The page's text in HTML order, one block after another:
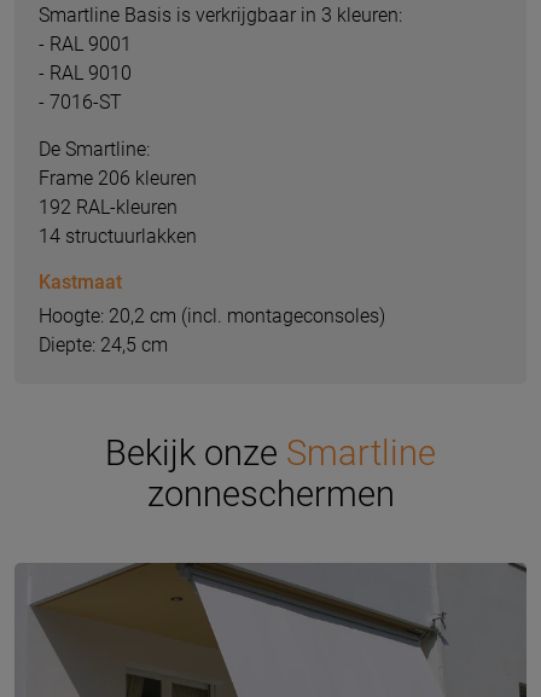
Smartline Basis is verkrijgbaar in 3 kleuren:
- RAL 9001
- RAL 9010
- 7016-ST
De Smartline:
Frame 206 kleuren
192 RAL-kleuren
14 structuurlakken
Kastmaat
Hoogte: 20,2 cm (incl. montageconsoles)
Diepte: 24,5 cm
Bekijk onze Smartline
zonneschermen